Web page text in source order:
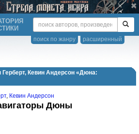
расширенный
поиск по жанру
Кевин Андерсон «Дюна:
, Кевин Андерсон
Дюны